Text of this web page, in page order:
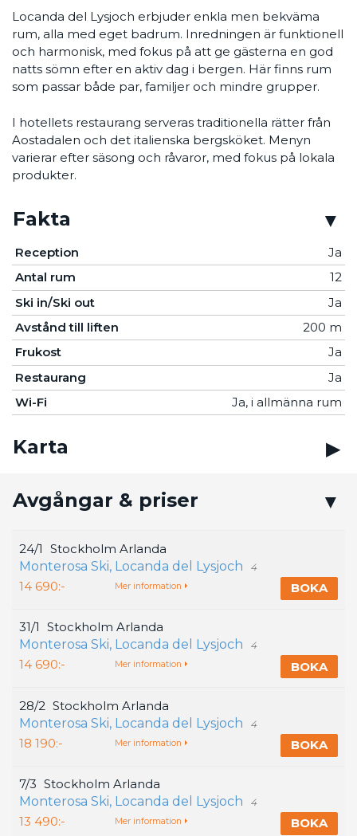
Locanda del Lysjoch erbjuder enkla men bekväma
rum, alla med eget badrum. Inredningen är funktionell
och harmonisk, med fokus på att ge gästerna en god
natts sömn efter en aktiv dag i bergen. Här finns rum
som passar både par, familjer och mindre grupper.
I hotellets restaurang serveras traditionella rätter från
Aostadalen och det italienska bergsköket. Menyn
varierar efter säsong och råvaror, med fokus på lokala
produkter.
Fakta
Reception
Ja
Antal rum
12
Ski in/Ski out
Ja
Avstånd till liften
200 m
Frukost
Ja
Restaurang
Ja
Wi-Fi
Ja, i allmänna rum
Karta
Avgångar & priser
24/1 Stockholm Arlanda
Monterosa Ski, Locanda del Lysjoch
4
14 690:- BOKA
Mer information
31/1 Stockholm Arlanda
Monterosa Ski, Locanda del Lysjoch
4
14 690:- BOKA
Mer information
28/2 Stockholm Arlanda
Monterosa Ski, Locanda del Lysjoch
4
18 190:- BOKA
Mer information
7/3 Stockholm Arlanda
Monterosa Ski, Locanda del Lysjoch
4
13 490:- BOKA
Mer information